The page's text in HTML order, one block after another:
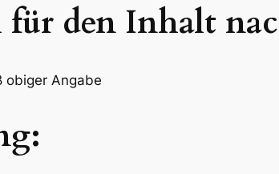
den Inhalt
obiger Angabe